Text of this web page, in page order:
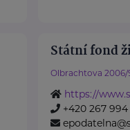
Státní fond
Olbrachtova 2006/
https://
+420 267 994